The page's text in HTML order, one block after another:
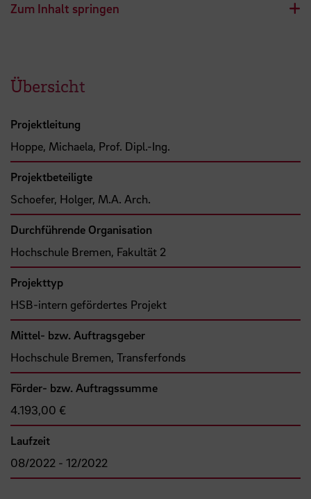
Zum Inhalt springen
Übersicht
Projektleitung
Hoppe, Michaela, Prof. Dipl.-Ing.
Projektbeteiligte
Schoefer, Holger, M.A. Arch.
Durchführende Organisation
Hochschule Bremen, Fakultät 2
Projekttyp
HSB-intern gefördertes Projekt
Mittel- bzw. Auftragsgeber
Hochschule Bremen, Transferfonds
Förder- bzw. Auftragssumme
4.193,00 €
Laufzeit
08/2022 - 12/2022